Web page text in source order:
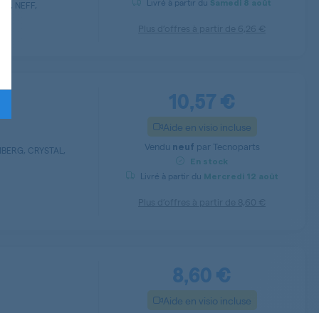
NEFF,
Livré à partir du Samedi 8 août
CRYSTAL,
10,57 €
Aide en visio incluse
Vendu neuf parTecnoparts
En stock
Livré à partir du Mercredi 12 août
8,60 €
Aide en visio incluse